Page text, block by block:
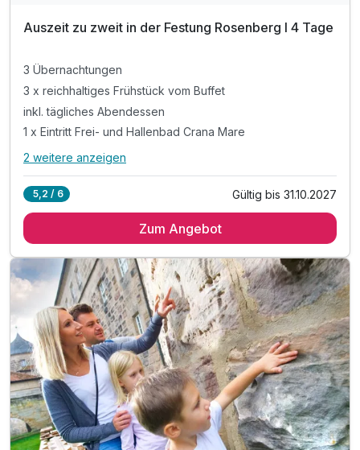
Auszeit zu zweit in der Festung Rosenberg I 4 Tage
3 Übernachtungen
3 x reichhaltiges Frühstück vom Buffet
inkl. tägliches Abendessen
1 x Eintritt Frei- und Hallenbad Crana Mare
Alle Inklusivleistungen
3 x reichhaltiges Frühstück vom Buffet
1 x Eintritt Frei- und Hallenbad Crana Mare
inkl. Parkplatznutzung
inkl. WLAN-Nutzung
2 weitere anzeigen
5,2 / 6 Gültig bis 31.10.2027
Zum Angebot